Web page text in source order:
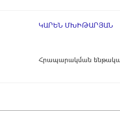
ԿԱՐԵՆ ՄԽԻԹԱՐՅԱՆ
Հրապարակման